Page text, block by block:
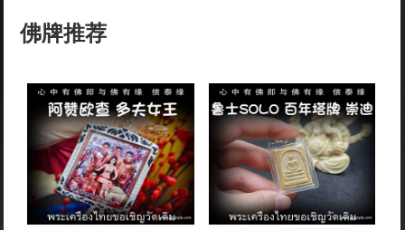
佛牌推荐